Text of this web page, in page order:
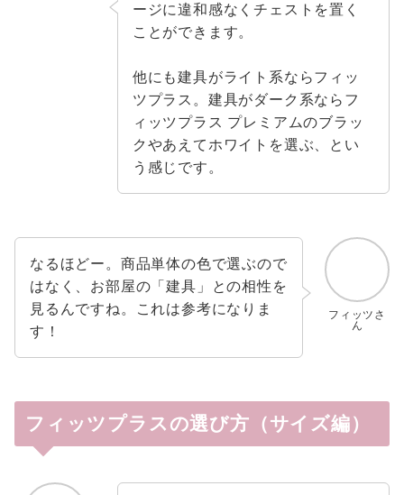
ージに違和感なくチェストを置く
ことができます。
他にも建具がライト系ならフィッ
ツプラス。建具がダーク系ならフ
ィッツプラス プレミアムのブラッ
クやあえてホワイトを選ぶ、とい
う感じです。
フィッツさ
ん
なるほどー。商品単体の色で選ぶので
はなく、お部屋の「建具」との相性を
見るんですね。これは参考になりま
す！
フィッツプラスの選び方（サイズ編）